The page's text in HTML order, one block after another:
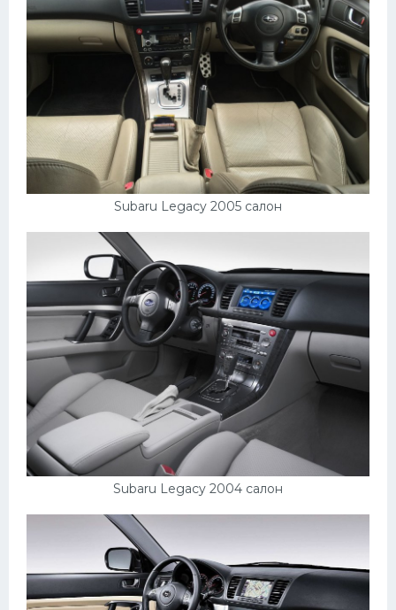
Subaru Legacy 2005 салон
Subaru Legacy 2004 салон
Ауди
Гараж
Вольво
БМВ
МАЗ
Фольксваген
Лексус
Скания
Форд
Черри
Джили
ЛУАЗ